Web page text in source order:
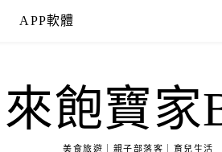
APP軟體
來飽寶家
美食旅遊｜親子部落客｜育兒生活